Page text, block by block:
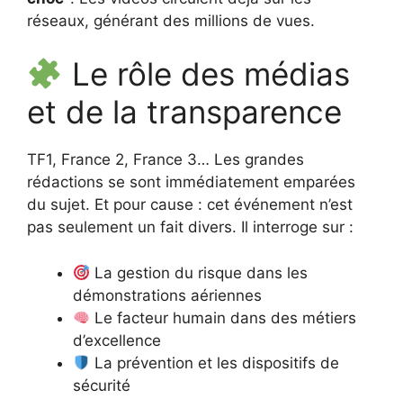
réseaux, générant des millions de vues.
Le rôle des médias
et de la transparence
TF1, France 2, France 3… Les grandes
rédactions se sont immédiatement emparées
du sujet. Et pour cause : cet événement n’est
pas seulement un fait divers. Il interroge sur :
La gestion du risque dans les
démonstrations aériennes
Le facteur humain dans des métiers
d’excellence
La prévention et les dispositifs de
sécurité